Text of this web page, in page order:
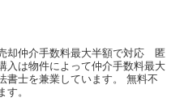
却仲介手数料最大半額で対応 匿
は物件によって仲介手数料最大
書士を兼業しています。 無料不
。